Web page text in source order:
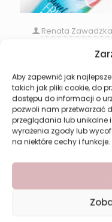
Aby zapewnić jak
takich jak pliki cookie, do
dostępu do informacji o
pozwoli nam przetwarzać
przeglądania lub unikalne
wyrażenia zgody lub
na niektóre cechy i funkcje.
Renata Zawadzka
Ciało pamięta
Revers Cosmetics
Każdego dnia
w domu, dla
moment tylko dla
0